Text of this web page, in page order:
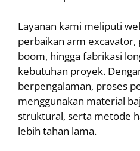
Layanan kami meliputi
perbaikan arm
boom, hingga fabrikasi
kebutuhan proyek.
berpengalaman, proses
menggunakan material
struktural, serta metode
lebih tahan lama.